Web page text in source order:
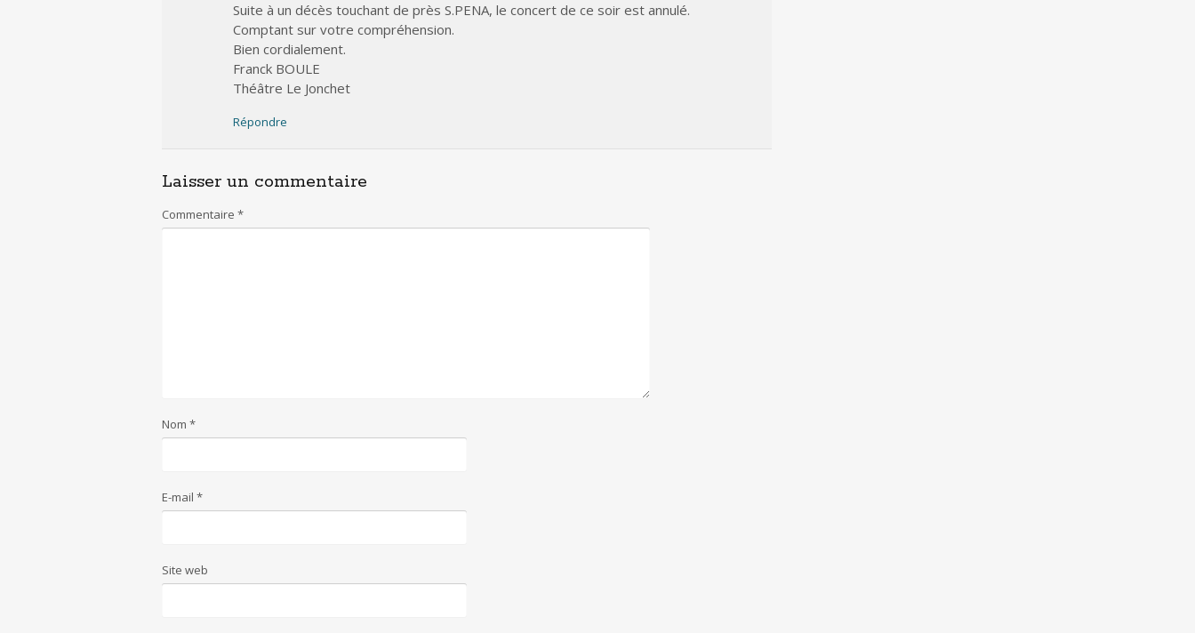
Suite à un décès touchant de près S.PENA, le concert de ce soir est annulé.
Comptant sur votre compréhension.
Bien cordialement.
Franck BOULE
Théâtre Le Jonchet
Répondre
Laisser un commentaire
Commentaire *
Nom *
E-mail *
Site web